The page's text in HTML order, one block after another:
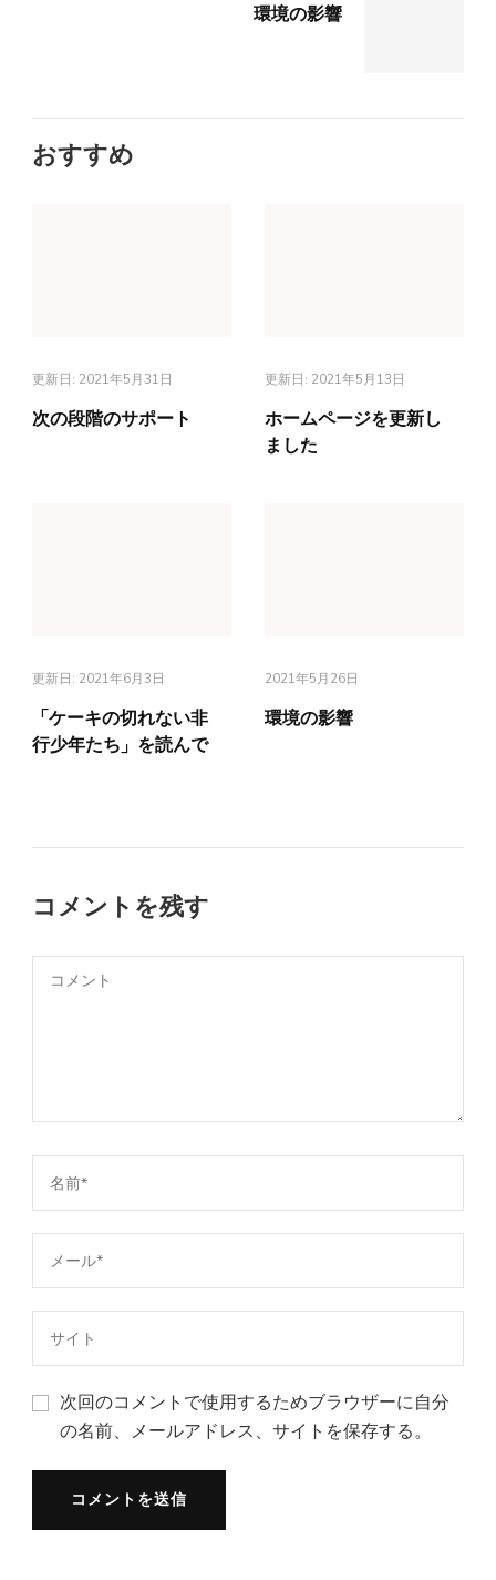
環境の影響
おすすめ
更新日: 2021年5月31日
次の段階のサポート
更新日: 2021年5月13日
ホームページを更新し
ました
更新日: 2021年6月3日
「ケーキの切れない非
行少年たち」を読んで
2021年5月26日
環境の影響
コメントを残す
次回のコメントで使用するためブラウザーに自分
の名前、メールアドレス、サイトを保存する。